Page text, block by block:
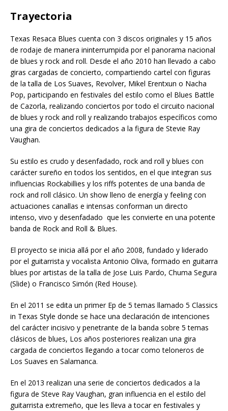
Trayectoria
Texas Resaca Blues cuenta con 3 discos originales y 15 años
de rodaje de manera ininterrumpida por el panorama nacional
de blues y rock and roll. Desde el año 2010 han llevado a cabo
giras cargadas de concierto, compartiendo cartel con figuras
de la talla de Los Suaves, Revolver, Mikel Erentxun o Nacha
Pop, participando en festivales del estilo como el Blues Battle
de Cazorla, realizando conciertos por todo el circuito nacional
de blues y rock and roll y realizando trabajos específicos como
una gira de conciertos dedicados a la figura de Stevie Ray
Vaughan.
Su estilo es crudo y desenfadado, rock and roll y blues con
carácter sureño en todos los sentidos, en el que integran sus
influencias Rockabillies y los riffs potentes de una banda de
rock and roll clásico. Un show lleno de energía y feeling con
actuaciones canallas e intensas conforman un directo
intenso, vivo y desenfadado que les convierte en una potente
banda de Rock and Roll & Blues.
El proyecto se inicia allá por el año 2008, fundado y liderado
por el guitarrista y vocalista Antonio Oliva, formado en guitarra
blues por artistas de la talla de Jose Luis Pardo, Chuma Segura
(Slide) o Francisco Simón (Red House).
En el 2011 se edita un primer Ep de 5 temas llamado 5 Classics
in Texas Style donde se hace una declaración de intenciones
del carácter incisivo y penetrante de la banda sobre 5 temas
clásicos de blues, Los años posteriores realizan una gira
cargada de conciertos llegando a tocar como teloneros de
Los Suaves en Salamanca.
En el 2013 realizan una serie de conciertos dedicados a la
figura de Steve Ray Vaughan, gran influencia en el estilo del
guitarrista extremeño, que les lleva a tocar en festivales y